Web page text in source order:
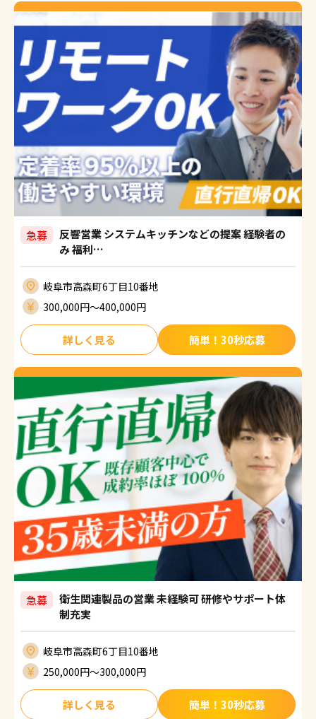
急募
反響営業 システムキッチンなどの提案 経験者の
み 福利…
岐阜市高森町6丁目10番地
300,000円〜400,000円
詳しく見る 簡単！30秒応募
急募
衛生関連製品の営業 未経験可 研修やサポート体
制充実
岐阜市高森町6丁目10番地
250,000円〜300,000円
詳しく見る 簡単！30秒応募